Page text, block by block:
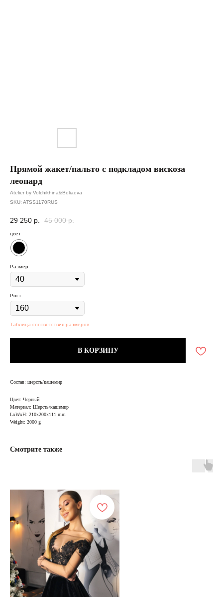
Прямой жакет/пальто с подкладом вискоза
леопард
Atelier by Volchikhina&Beliaeva
SKU: ATSS1170RUS
29 250 р. 45 000 р.
цвет
Размер
Рост
Таблица соответствия размеров
В КОРЗИНУ
Состав: шерсть/кашемир
Цвет: Черный
Материал: Шерсть/кашемир
LxWxH: 210x200x111 mm
Weight: 2000 g
Смотрите также